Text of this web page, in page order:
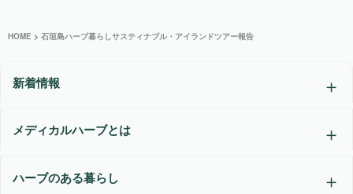
HOME > 石垣島ハーブ暮らしサスティナブル・アイランドツアー報告
新着情報
メディカルハーブとは
ハーブのある暮らし